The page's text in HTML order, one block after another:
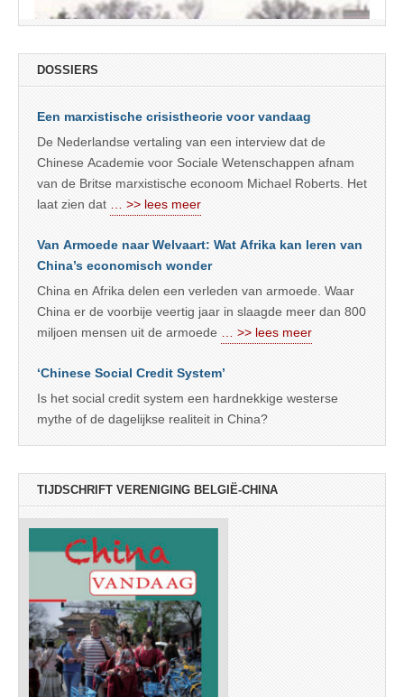
DOSSIERS
Een marxistische crisistheorie voor vandaag
De Nederlandse vertaling van een interview dat de
Chinese Academie voor Sociale Wetenschappen afnam
van de Britse marxistische econoom Michael Roberts. Het
laat zien dat
… >> lees meer
Van Armoede naar Welvaart: Wat Afrika kan leren van
China’s economisch wonder
China en Afrika delen een verleden van armoede. Waar
China er de voorbije veertig jaar in slaagde meer dan 800
miljoen mensen uit de armoede
… >> lees meer
‘Chinese Social Credit System’
Is het social credit system een hardnekkige westerse
mythe of de dagelijkse realiteit in China?
TIJDSCHRIFT VERENIGING BELGIË-CHINA